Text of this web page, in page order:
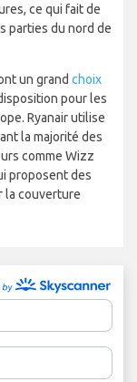
ce qui fait de
parties du nord de
un grand choix
pour les
Ryanair utilise
la majorité des
comme Wizz
proposent des
la couverture